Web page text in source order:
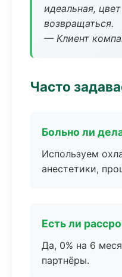
идеальная,
возвращаться.
— Клиент
Часто
Больно ли
Используем
анестетики,
Есть ли
Да, 0% на 6
партнёры.